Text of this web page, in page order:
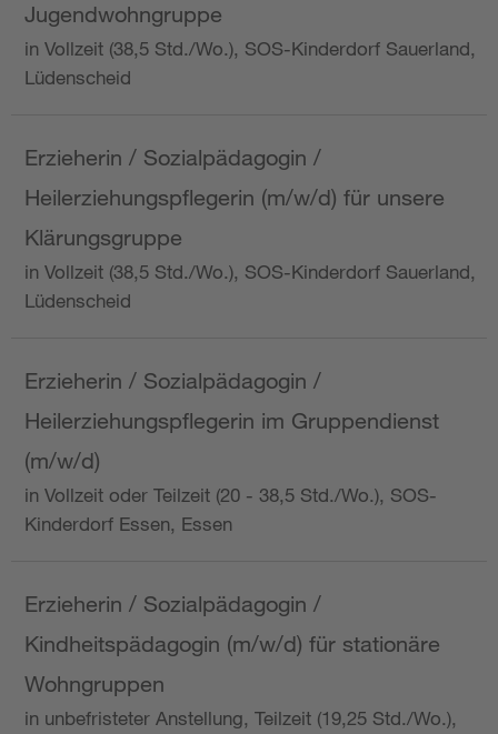
Jugendwohngruppe
in Vollzeit (38,5 Std./Wo.), SOS-Kinderdorf Sauerland,
Lüdenscheid
Erzieherin / Sozialpädagogin /
Heilerziehungspflegerin (m/w/d) für unsere
Klärungsgruppe
in Vollzeit (38,5 Std./Wo.), SOS-Kinderdorf Sauerland,
Lüdenscheid
Erzieherin / Sozialpädagogin /
Heilerziehungspflegerin im Gruppendienst
(m/w/d)
in Vollzeit oder Teilzeit (20 - 38,5 Std./Wo.), SOS-
Kinderdorf Essen, Essen
Erzieherin / Sozialpädagogin /
Kindheitspädagogin (m/w/d) für stationäre
Wohngruppen
in unbefristeter Anstellung, Teilzeit (19,25 Std./Wo.),